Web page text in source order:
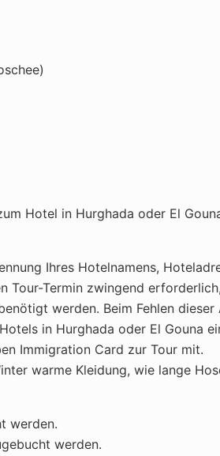
Hotel in Hurghada oder El
Ihres Hotelnamens,
Termin zwingend
werden. Beim Fehlen
in Hurghada oder El Gouna
Immigration Card zur Tour mit.
warme Kleidung, wie lange
werden.
werden.